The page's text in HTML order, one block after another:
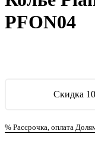
Скидка
% Рассрочка, оплата
PFON04